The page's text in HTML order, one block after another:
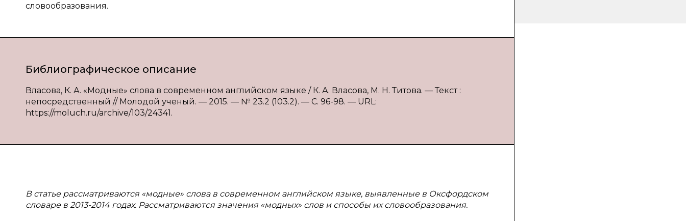
словообразования.
Библиографическое описание
Власова, К. А. «Модные» слова в современном английском языке / К. А. Власова, М. Н. Титова. — Текст :
непосредственный // Молодой ученый. — 2015. — № 23.2 (103.2). — С. 96-98. — URL:
https://moluch.ru/archive/103/24341.
В статье рассматриваются «модные» слова в современном английском языке, выявленные в Оксфордском
словаре в 2013-2014 годах. Рассматриваются значения «модных» слов и способы их словообразования.